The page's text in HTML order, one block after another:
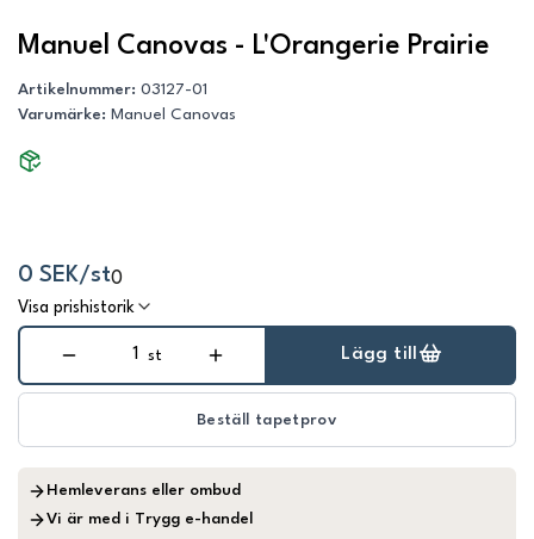
Manuel Canovas - L'Orangerie Prairie
Artikelnummer: 03127-01
Varumärke: Manuel Canovas
0 SEK/st0
Visa prishistorik
st Lägg till
Beställ tapetprov
Hemleverans eller ombud
Vi är med i Trygg e-handel